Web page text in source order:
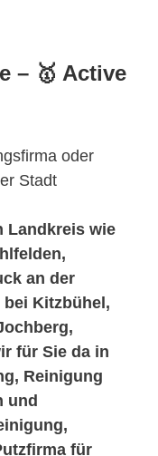
– 🥇 Active
oder
Stadt
Landkreis wie
an der
Kitzbühel,
für Sie da in
Reinigung
und
für